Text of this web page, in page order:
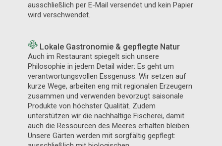
ausschließlich per E-Mail versendet und kein Papier
wird verschwendet.
Lokale Gastronomie & gepflegte Natur
Auch im Restaurant spiegelt sich unsere
Philosophie in jedem Detail wider: Es geht um
verantwortungsvollen Essgenuss. Wir setzen auf
kurze Wege, arbeiten eng mit regionalen Erzeugern
zusammen und verwenden bevorzugt saisonale
Produkte von höchster Qualität. Zudem
unterstützen wir die nachhaltige Fischerei, damit
auch die Ressourcen des Meeres erhalten bleiben.
Unsere Gärten werden mit sorgfältig gepflegt: